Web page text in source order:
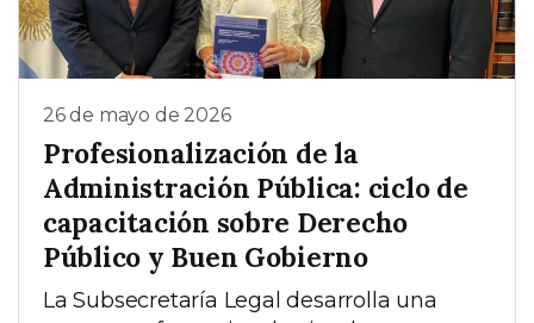
26 de mayo de 2026
Profesionalización de la
Administración Pública: ciclo de
capacitación sobre Derecho
Público y Buen Gobierno
La Subsecretaría Legal desarrolla una